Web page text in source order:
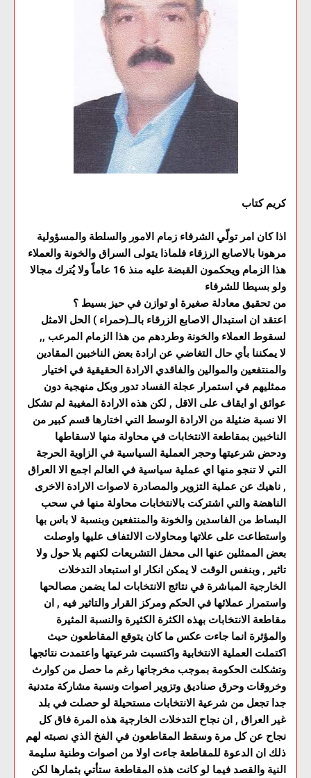
كريم كتاب
اذا كان امر تولّي الشرفاء زمام الامور والسلطة والمسؤولية
مرهونا بالاصابع الرزقاء فلماذا يتولى السراق والخونة والعملاء
هذا الزمام ويحكمون القبضة عليه منذ 16 عاماً ولا يُترك مجالا
ولو بسيطا للشرفاء
من تحقيق معادلة صغيرة او توازن في حيز بسيط ؟
اعتقد ان استبدال الاصابع الزرقاء بالــ(حمراء ) الحل الامثل
لسقوط العملاء والخونة وطردهم من هذا الزمام المرعب ,,
لا يمكننا بأي حال التغاضي عن ارادة بعض الناخبين المقادين
والمنتفعين والموالين والفاقدي الارادة الحقيقية في اختيار
ممثليهم في استمرار عجلة الفساد تدور وبكل منهجية دون
عوائق او ايقاف على الاقل , لكن هذه الارادة المغيبة لم تشكل
الا نسبة ضئيلة من الارادة الوسط التي اختارها قسم كبير من
الناخبين بمقاطعة الانتخابات في محاولة منها لاسقاطها
ودحض شرعيتها وحجر العملية السياسية في الزاوية الحرجة
التي لا تنجو منها اي عملية سياسية في العالم اجمع الا العراق
, ناهيك عن عملية التزوير والمصادرة لاصوات الارادة الاخرى
الناهضة والتي اشتركت بالانتخابات محاولة منها في سحب
البساط من الفاسدين والخونة والمنتفعين وبنسبة لا باس بها
واستطاعت على علاتها ومحاولات الالتفاف عليها واوصلت
بعض الممثلين عنها الى محفل التشريعات لكنهم بلا حول ولا
تاثير , وبنفس الوقت لا يمكن انكار او استبعاد التدخلات
الخارجية المباشرة في نتائج الانتخابات لما يضمن مصالحها
واستمرار عملائها في الحكم ومركز القرار والتاثير فيه , ان
مقاطعة الانتخابات بهذه الكثرة الكثيرة والنسبة المثيرة
والمؤثرة انما جاءت عكس ما كان يتوقع المقاطعون حيث
اكتملت العملية الانتخابية واكتسبت شرعيتها واعتمدت نتائجها
وتشكلت الحكومة بموجب مخرجاتها رغم ما حصل من كوارث
وخروقات وحرق صناديق وتزوير اصوات ونسبة مشاركة متدنية
جدا تجعل من شرعية الانتخابات مستحيلة لو حصلت في بلد
غير العراق , ان نجاح التدخلات الخارجية هذه المرة فاق كل
نجاح عن كل مرة وسقط المقاطعون في الفخ الذي نصبته لهم
ذلك ان الدعوة للمقاطعة جاءت اولا من اصوات وطنية سليمة
النية والقصد فيما لو كانت هذه المقاطعة ستأتي بثمارها لكن